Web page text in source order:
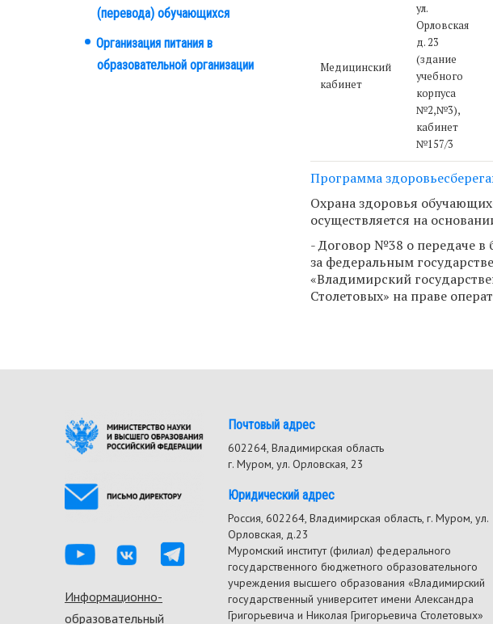
(перевода) обучающихся
Организация питания в
образовательной организации
Медицинский
кабинет
ул.
Орловская
д. 23
(здание
учебного
корпуса
№2,№3),
кабинет
№157/3
Программа
Охрана здоровья
осуществляется на
- Договор №38 о передаче в
за федеральным
«Владимирский
Столетовых» на праве
Footer
Информационно-
образовательный
Почтовый адрес
602264, Владимирская область
г. Муром, ул. Орловская, 23
Юридический адрес
Россия, 602264, Владимирская область, г. Муром, ул.
Орловская, д.23
Муромский институт (филиал) федерального
государственного бюджетного образовательного
учреждения высшего образования «Владимирский
государственный университет имени Александра
Григорьевича и Николая Григорьевича Столетовых»